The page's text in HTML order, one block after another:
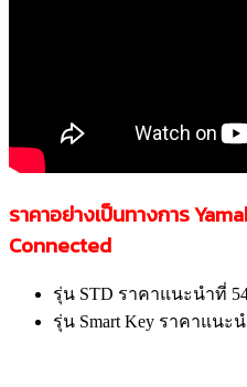
ราคาอย่างเป็นทางการ
Connected
รุ่น STD ราคาแนะนำที่
รุ่น Smart Key ราคาแนะ